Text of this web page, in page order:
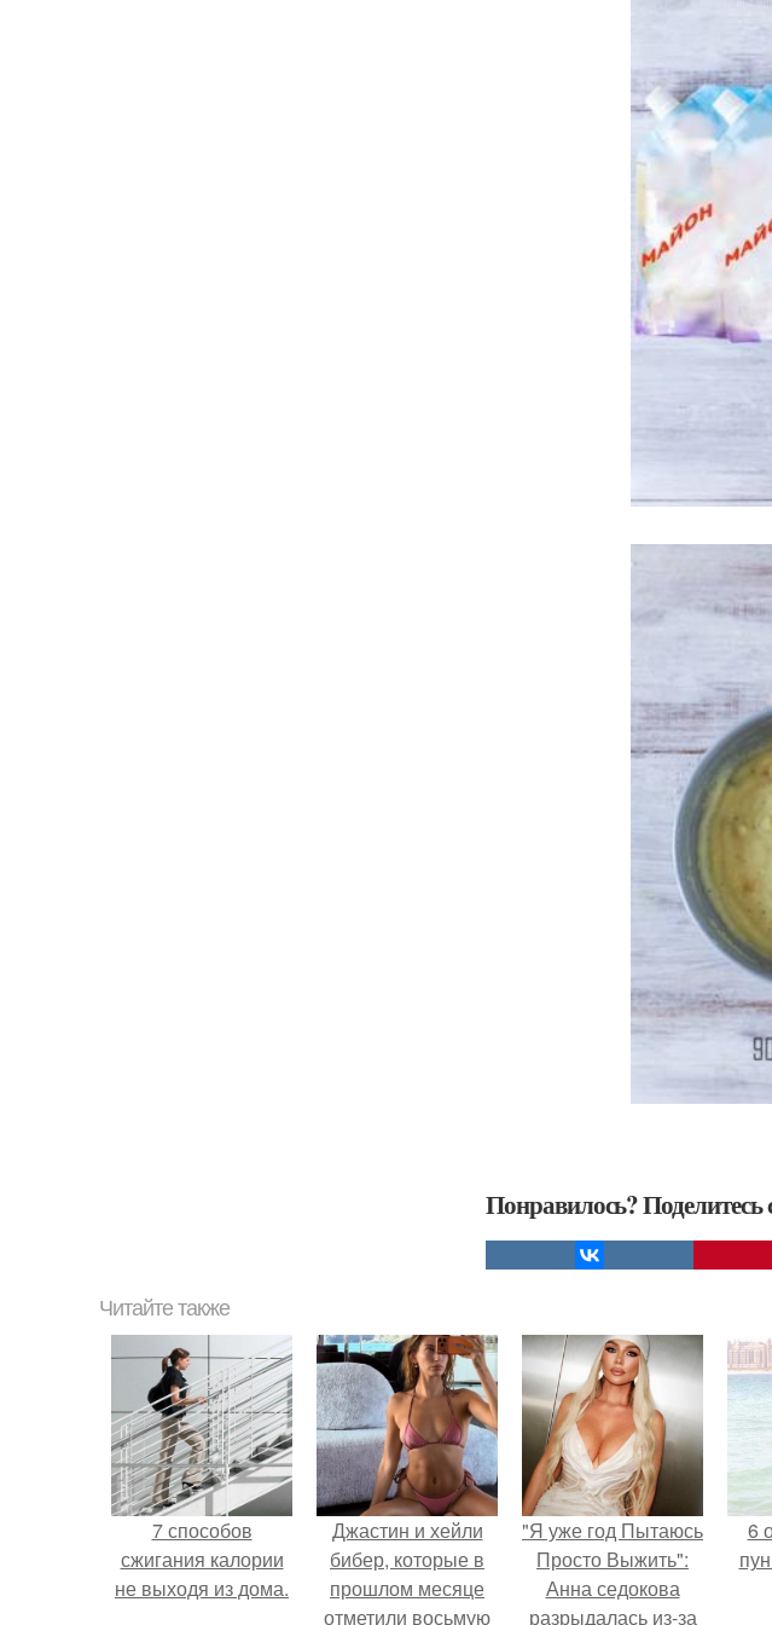
Понравилось? Поделитесь
Читайте также
7 способов
сжигания калории
не выходя из дома.
Джастин и хейли
бибер, которые в
прошлом месяце
отметили восьмую
"Я уже год Пытаюсь
Просто Выжить":
Анна седокова
разрыдалась из-за
6